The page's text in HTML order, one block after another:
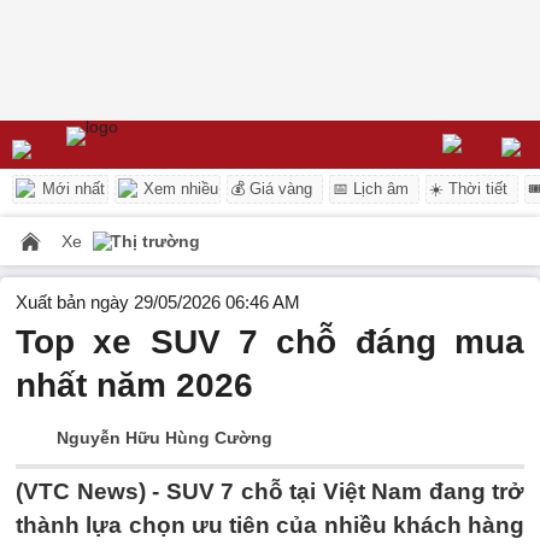
Mới nhất Xem nhiều 💰 Giá vàng 📅 Lịch âm ☀️ Thời tiết
Xe Thị trường
Xuất bản ngày 29/05/2026 06:46 AM
Top xe SUV 7 chỗ đáng mua
nhất năm 2026
Nguyễn Hữu Hùng Cường
(VTC News) - SUV 7 chỗ tại Việt Nam đang trở
thành lựa chọn ưu tiên của nhiều khách hàng